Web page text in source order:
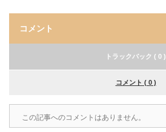
コメント
トラックバック ( 0 )
コメント ( 0 )
この記事へのコメントはありません。